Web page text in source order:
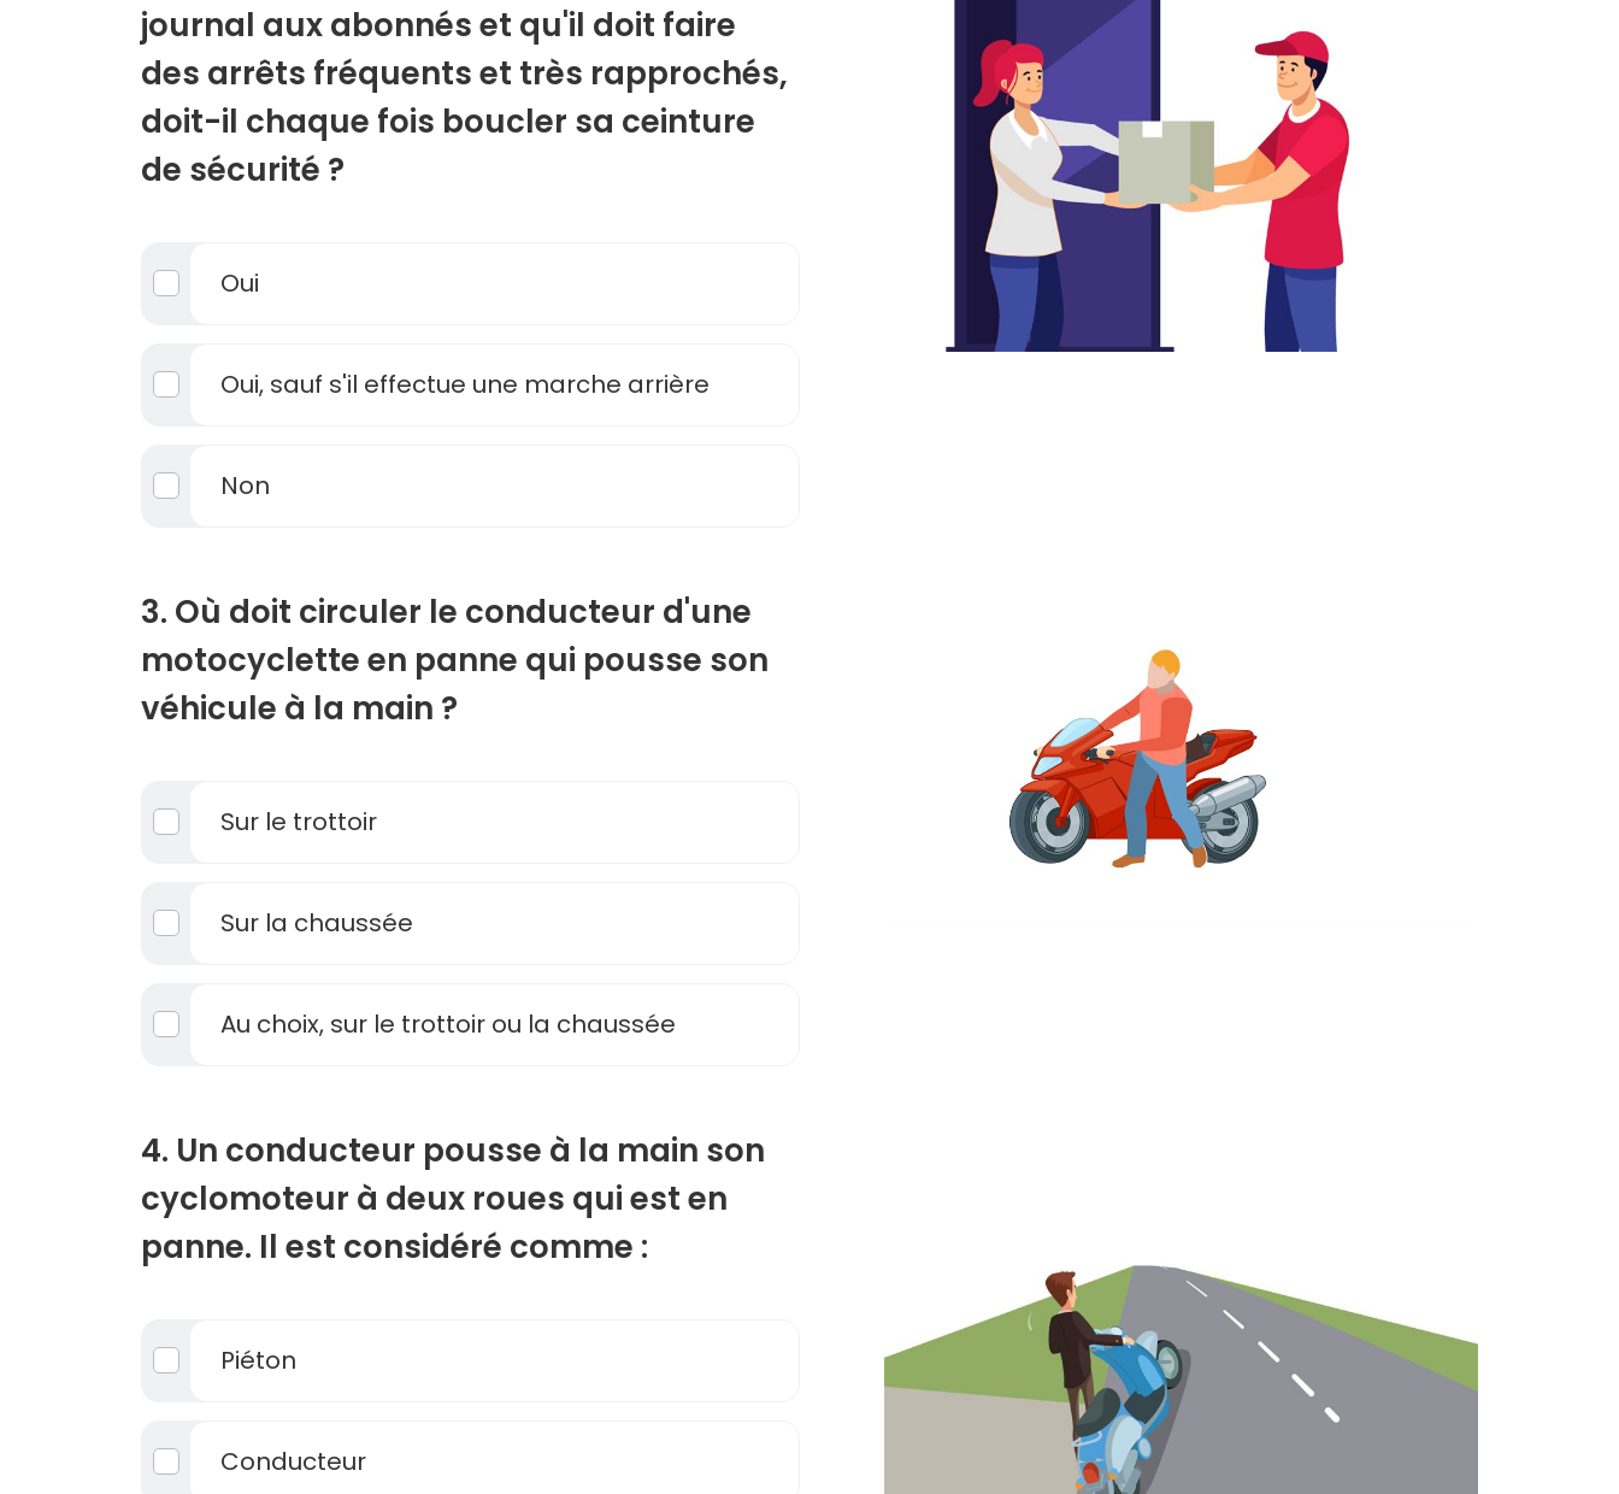
journal aux abonnés et qu'il doit faire
des arrêts fréquents et très rapprochés,
doit-il chaque fois boucler sa ceinture
de sécurité ?
Oui
Oui, sauf s'il effectue une marche arrière
Non
3. Où doit circuler le conducteur d'une
motocyclette en panne qui pousse son
véhicule à la main ?
Sur le trottoir
Sur la chaussée
Au choix, sur le trottoir ou la chaussée
4. Un conducteur pousse à la main son
cyclomoteur à deux roues qui est en
panne. Il est considéré comme :
Piéton
Conducteur